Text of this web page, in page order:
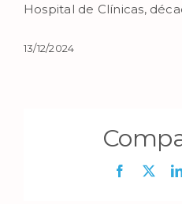
Hospital de Clínicas,
13/12/2024
Facebook
X